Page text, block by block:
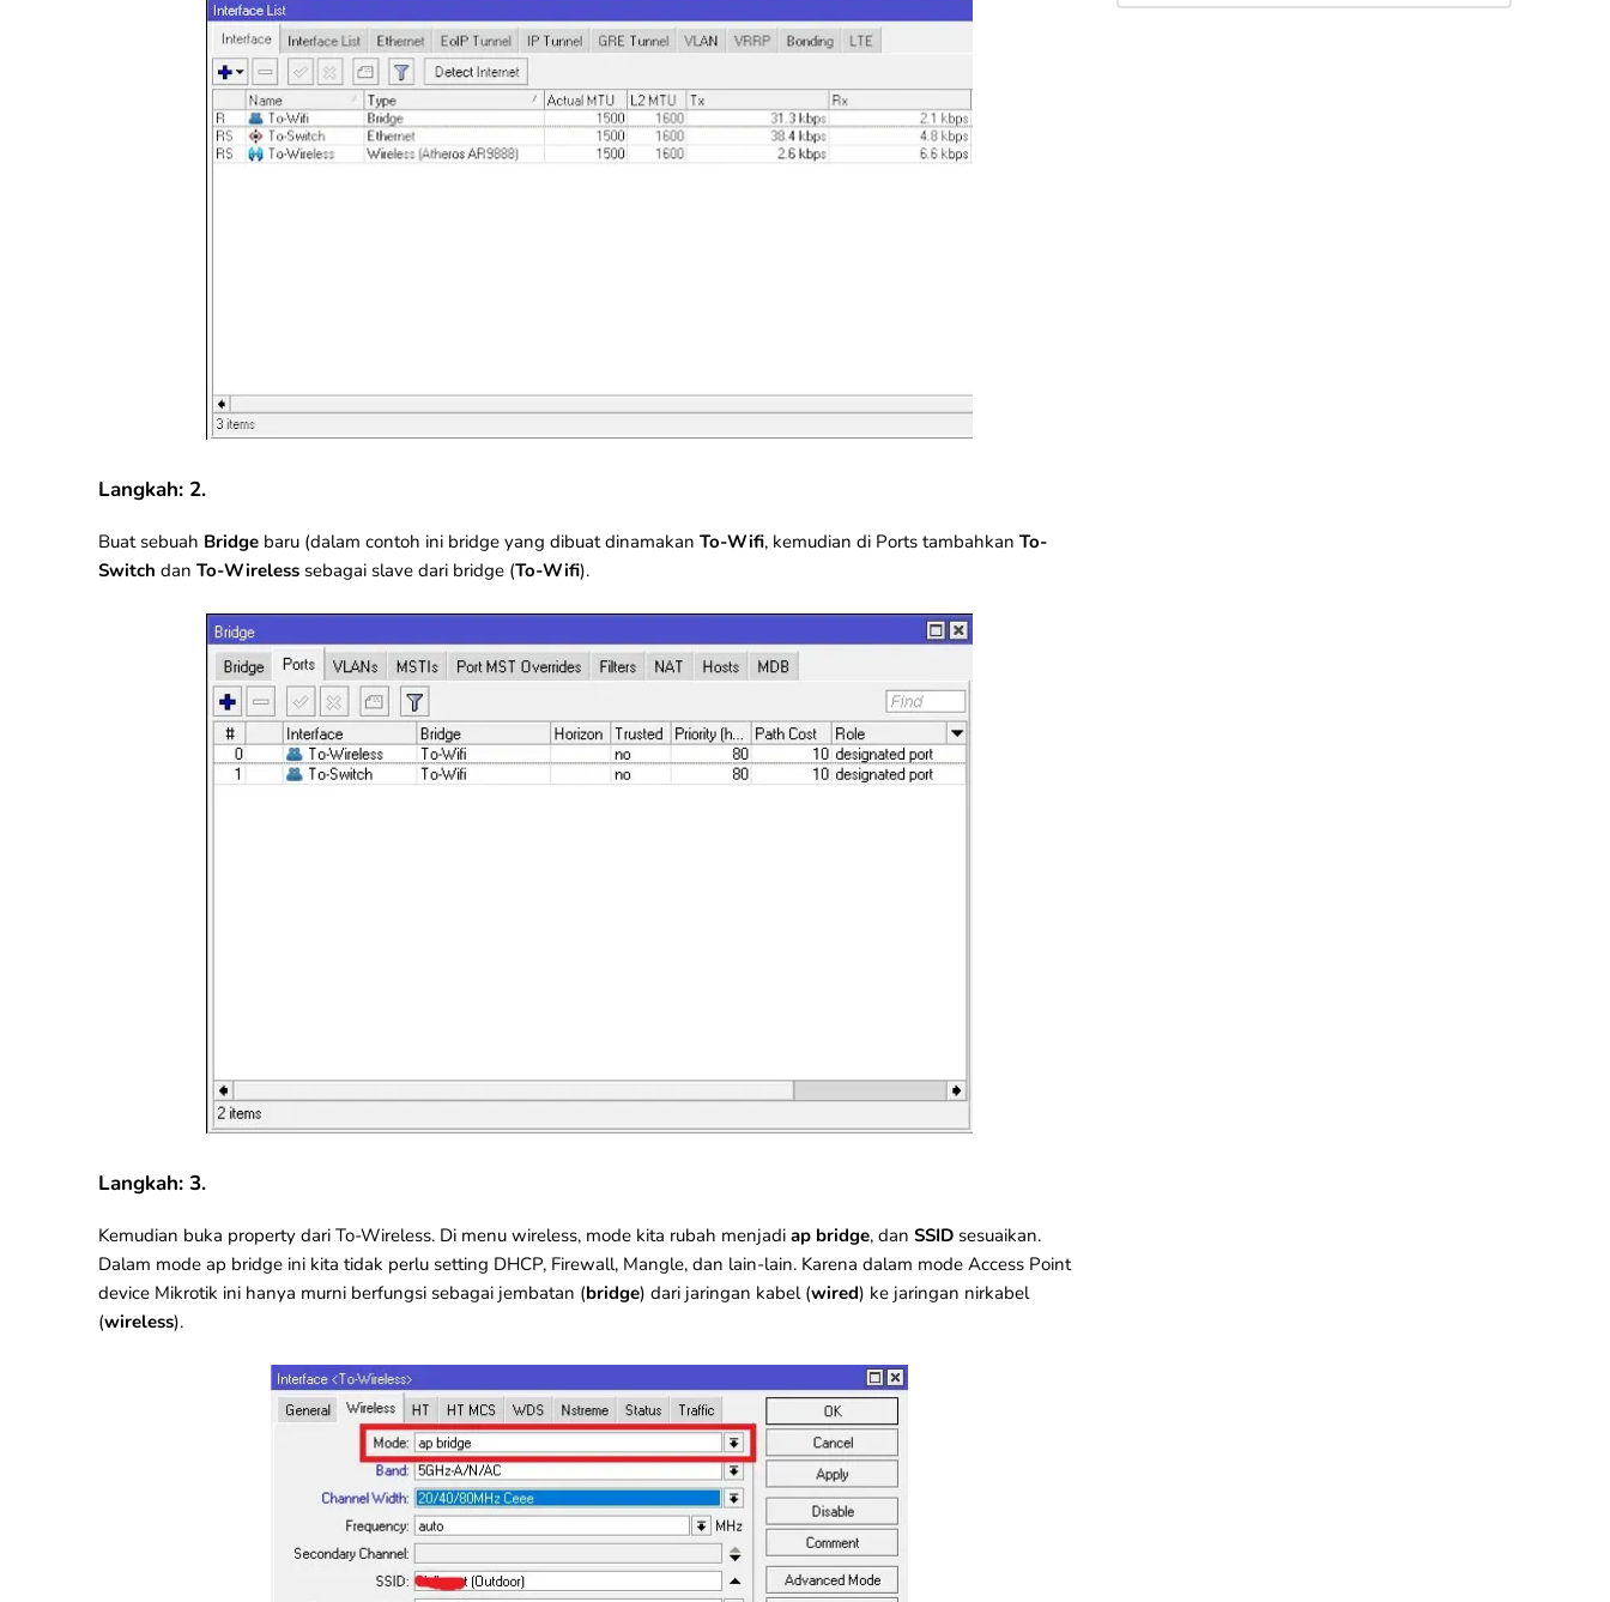
Langkah: 2.
Buat sebuah Bridge baru (dalam contoh ini bridge yang dibuat dinamakan To-Wifi, kemudian di Ports tambahkan To-
Switch dan To-Wireless sebagai slave dari bridge (To-Wifi).
Langkah: 3.
Kemudian buka property dari To-Wireless. Di menu wireless, mode kita rubah menjadi ap bridge, dan SSID sesuaikan.
Dalam mode ap bridge ini kita tidak perlu setting DHCP, Firewall, Mangle, dan lain-lain. Karena dalam mode Access Point
device Mikrotik ini hanya murni berfungsi sebagai jembatan (bridge) dari jaringan kabel (wired) ke jaringan nirkabel
(wireless).